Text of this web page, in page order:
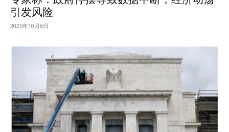
引发风险
2025年10月6日